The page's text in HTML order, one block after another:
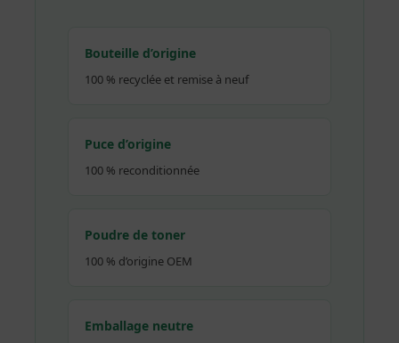
Bouteille d’origine
100 % recyclée et remise à neuf
Puce d’origine
100 % reconditionnée
Poudre de toner
100 % d’origine OEM
Emballage neutre